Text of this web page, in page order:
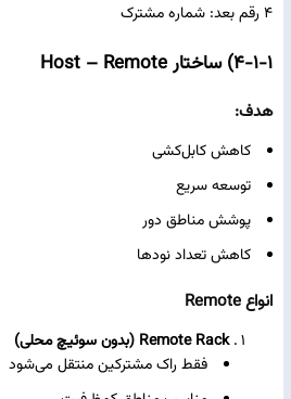
۴ رقم بعد: شماره مشترک
۴-۱-۱) ساختار Host – Remote
هدف:
کاهش کابل‌کشی
توسعه سریع
پوشش مناطق دور
کاهش تعداد نودها
انواع Remote
Remote Rack (بدون سوئیچ محلی)
فقط راک مشترکین منتقل می‌شود